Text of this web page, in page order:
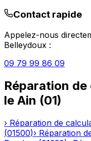
Contact rapide
Appelez-nous
Belleydoux :
09 79 99 86 09
Réparation
le Ain (01)
› Réparation de
(01500)› Réparation